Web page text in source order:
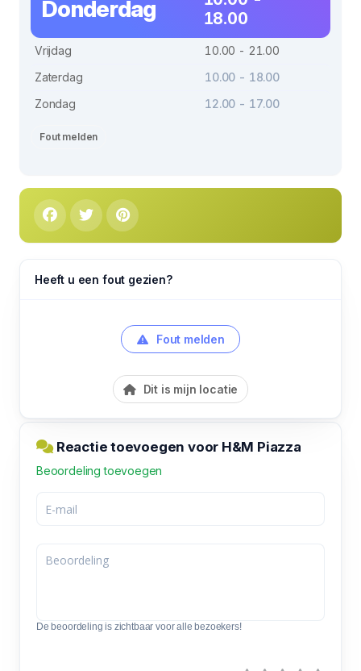
Donderdag
18.00
Vrijdag
10.00 - 21.00
Zaterdag
10.00 - 18.00
Zondag
12.00 - 17.00
Fout melden
Heeft u een fout gezien?
Fout melden
Dit is mijn locatie
Reactie toevoegen voor H&M Piazza
Beoordeling toevoegen
De beoordeling is zichtbaar voor alle bezoekers!